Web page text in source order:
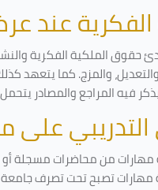
الفكرية عند
حقوق الملكية الفكرية
والمزج. كما يتعهد
فيه المراجع والمصادر
التدريبي
من محاضرات مسجلة أو
مهارات تصبح تحت تصرف